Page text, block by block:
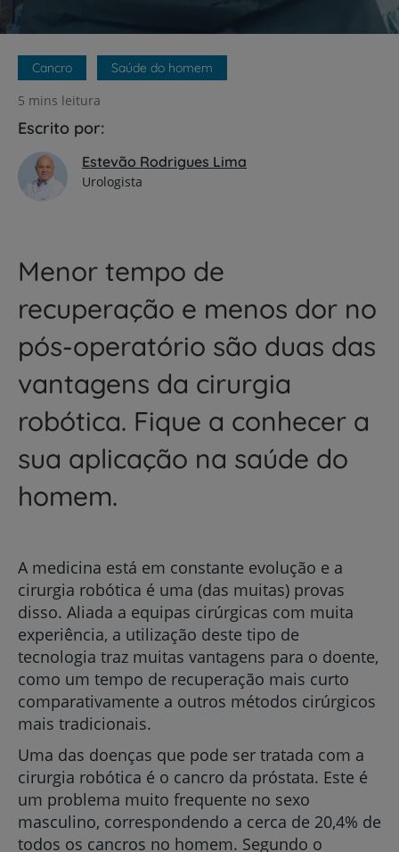
Cancro Saúde do homem
5 mins leitura
Escrito por:
Estevão Rodrigues Lima
Urologista
Menor tempo de
recuperação e menos dor no
pós-operatório são duas das
vantagens da cirurgia
robótica. Fique a conhecer a
sua aplicação na saúde do
homem.
A medicina está em constante evolução e a
cirurgia robótica é uma (das muitas) provas
disso. Aliada a equipas cirúrgicas com muita
experiência, a utilização deste tipo de
tecnologia traz muitas vantagens para o doente,
como um tempo de recuperação mais curto
comparativamente a outros métodos cirúrgicos
mais tradicionais.
Uma das doenças que pode ser tratada com a
cirurgia robótica é o cancro da próstata. Este é
um problema muito frequente no sexo
masculino, correspondendo a cerca de 20,4% de
todos os cancros no homem. Segundo o